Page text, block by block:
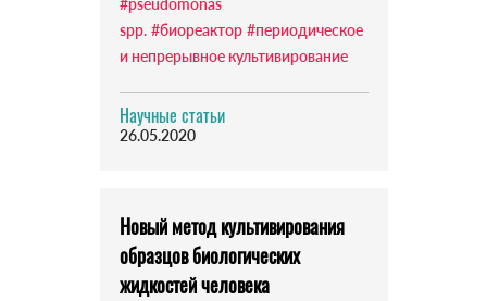
#pseudomonas
spp. #биореактор #периодическое
и непрерывное культивирование
Научные статьи
26.05.2020
Новый метод культивирования
образцов биологических
жидкостей человека